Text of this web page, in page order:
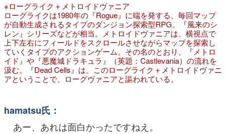
※ローグライク＋メトロイドヴァニア
ローグライクは1980年の『Rogue』に端を発する、毎回マップ
が自動生成されるタイプのダンジョン探索型RPG。『風来のシ
レン』シリーズなどが相当。メトロイドヴァニアは、横視点で
上下左右にフィールドをスクロールさせながらマップを探索し
ていくタイプのアクションゲーム。その名のとおり、『メトロ
イド』や『悪魔城ドラキュラ』（英題：Castlevania）の流れを
汲む。『Dead Cells』は、このローグライク＋メトロイドヴァニ
アということで、ローグヴァニアと謳われている。
hamatsu氏：
あー、あれは面白かったですねえ。